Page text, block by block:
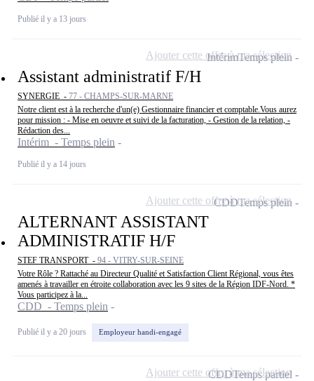
Publié il y a 13 jours
Assistant administratif F/H
SYNERGIE - 77 - CHAMPS-SUR-MARNE
Notre client est à la recherche d'un(e) Gestionnaire financier et comptable.Vous aurez
pour mission : - Mise en oeuvre et suivi de la facturation, - Gestion de la relation, -
Rédaction des...
Intérim - Temps plein
Publié il y a 14 jours
IntérimTemps plein
Ajouter cette offre à ma sélection
ALTERNANT ASSISTANT
ADMINISTRATIF H/F
STEF TRANSPORT - 94 - VITRY-SUR-SEINE
Votre Rôle ? Rattaché au Directeur Qualité et Satisfaction Client Régional, vous êtes
amenés à travailler en étroite collaboration avec les 9 sites de la Région IDF-Nord. *
Vous participez à la...
CDD - Temps plein
Publié il y a 20 jours Employeur handi-engagé
CDDTemps plein
Ajouter cette offre à ma sélection
CDDTemps partiel
Ajouter cette offre à ma sélection